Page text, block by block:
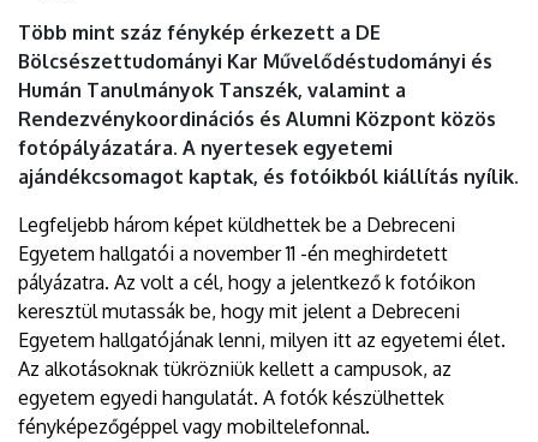
Több mint száz fénykép érkezett a DE
Bölcsészettudományi Kar Művelődéstudományi és
Humán Tanulmányok Tanszék, valamint a
Rendezvénykoordinációs és Alumni Központ közös
fotópályázatára. A nyertesek egyetemi
ajándékcsomagot kaptak, és fotóikból kiállítás nyílik.
Legfeljebb három képet küldhettek be a Debreceni
Egyetem hallgatói a november 11 -én meghirdetett
pályázatra. Az volt a cél, hogy a jelentkező k fotóikon
keresztül mutassák be, hogy mit jelent a Debreceni
Egyetem hallgatójának lenni, milyen itt az egyetemi élet.
Az alkotásoknak tükrözniük kellett a campusok, az
egyetem egyedi hangulatát. A fotók készülhettek
fényképezőgéppel vagy mobiltelefonnal.